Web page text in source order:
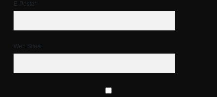
E-Posta*
Web Sitesi